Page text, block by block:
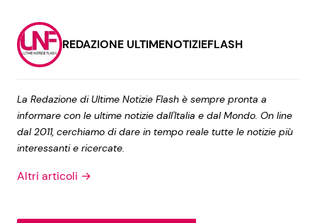
REDAZIONE ULTIMENOTIZIEFLASH
La Redazione di Ultime Notizie Flash è sempre pronta a
informare con le ultime notizie dall'Italia e dal Mondo. On line
dal 2011, cerchiamo di dare in tempo reale tutte le notizie più
interessanti e ricercate.
Altri articoli →